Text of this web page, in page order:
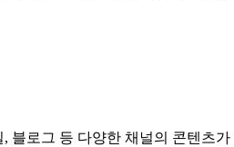
로그 등 다양한 채널의 콘텐츠